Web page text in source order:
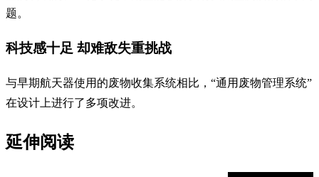
题。
科技感十足 却难敌失重挑战
与早期航天器使用的废物收集系统相比，“通用废物管理系统”
在设计上进行了多项改进。
延伸阅读